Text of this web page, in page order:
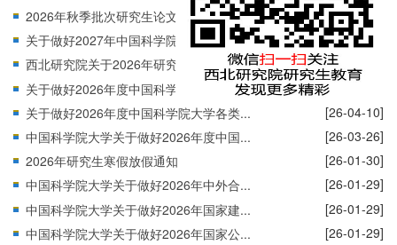
[26-06-26]
2026年秋季批次研究生论文答辩安排通知
[26-04-24]
关于做好2027年中国科学院大学招生导...
[26-04-24]
西北研究院关于2026年研究生指导教师...
[26-04-10]
关于做好2026年度中国科学院各类研究...
[26-04-10]
关于做好2026年度中国科学院大学各类...
[26-03-26]
中国科学院大学关于做好2026年度中国...
[26-01-30]
2026年研究生寒假放假通知
[26-01-29]
中国科学院大学关于做好2026年中外合...
[26-01-29]
中国科学院大学关于做好2026年国家建...
[26-01-29]
中国科学院大学关于做好2026年国家公...